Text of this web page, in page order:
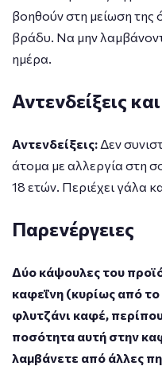
βοηθούν στη μείωση της
βράδυ. Να μην
ημέρα.
Αντενδείξεις
Αντενδείξεις: Δεν
άτομα με αλλεργία στη
18 ετών. Περιέχει γάλα
Παρενέργειες
Δύο κάψουλες του
καφεΐνη (κυρίως από
φλυτζάνι καφέ,
ποσότητα αυτή στην
λαμβάνετε από άλλες